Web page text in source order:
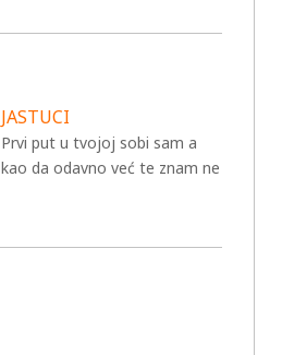
JASTUCI
Prvi put u tvojoj sobi sam a
kao da odavno već te znam ne